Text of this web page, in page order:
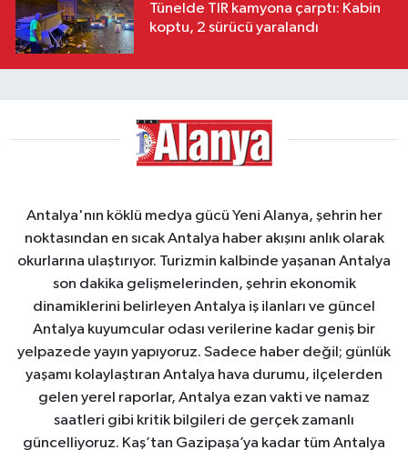
Tünelde TIR kamyona çarptı: Kabin
koptu, 2 sürücü yaralandı
Antalya'nın köklü medya gücü Yeni Alanya, şehrin her
noktasından en sıcak Antalya haber akışını anlık olarak
okurlarına ulaştırıyor. Turizmin kalbinde yaşanan Antalya
son dakika gelişmelerinden, şehrin ekonomik
dinamiklerini belirleyen Antalya iş ilanları ve güncel
Antalya kuyumcular odası verilerine kadar geniş bir
yelpazede yayın yapıyoruz. Sadece haber değil; günlük
yaşamı kolaylaştıran Antalya hava durumu, ilçelerden
gelen yerel raporlar, Antalya ezan vakti ve namaz
saatleri gibi kritik bilgileri de gerçek zamanlı
güncelliyoruz. Kaş’tan Gazipaşa’ya kadar tüm Antalya